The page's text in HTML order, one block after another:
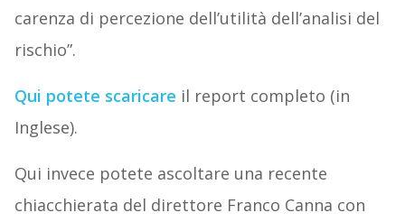
carenza di percezione dell’utilità dell’analisi del
rischio”.
Qui potete scaricare il report completo (in
Inglese).
Qui invece potete ascoltare una recente
chiacchierata del direttore Franco Canna con